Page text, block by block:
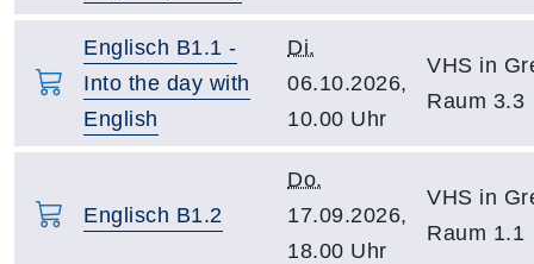
Englisch B1.1 -
Into the day with
English
Di.
06.10.2026,
10.00 Uhr
VHS in
Raum 3.3
Englisch B1.2
Do.
17.09.2026,
18.00 Uhr
VHS in
Raum 1.1